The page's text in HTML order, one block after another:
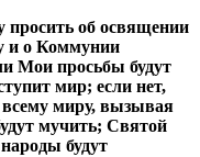
просить об освящении
и о Коммунии
Мои просьбы будут
мир; если нет,
всему миру, вызывая
мучить; Святой
будут